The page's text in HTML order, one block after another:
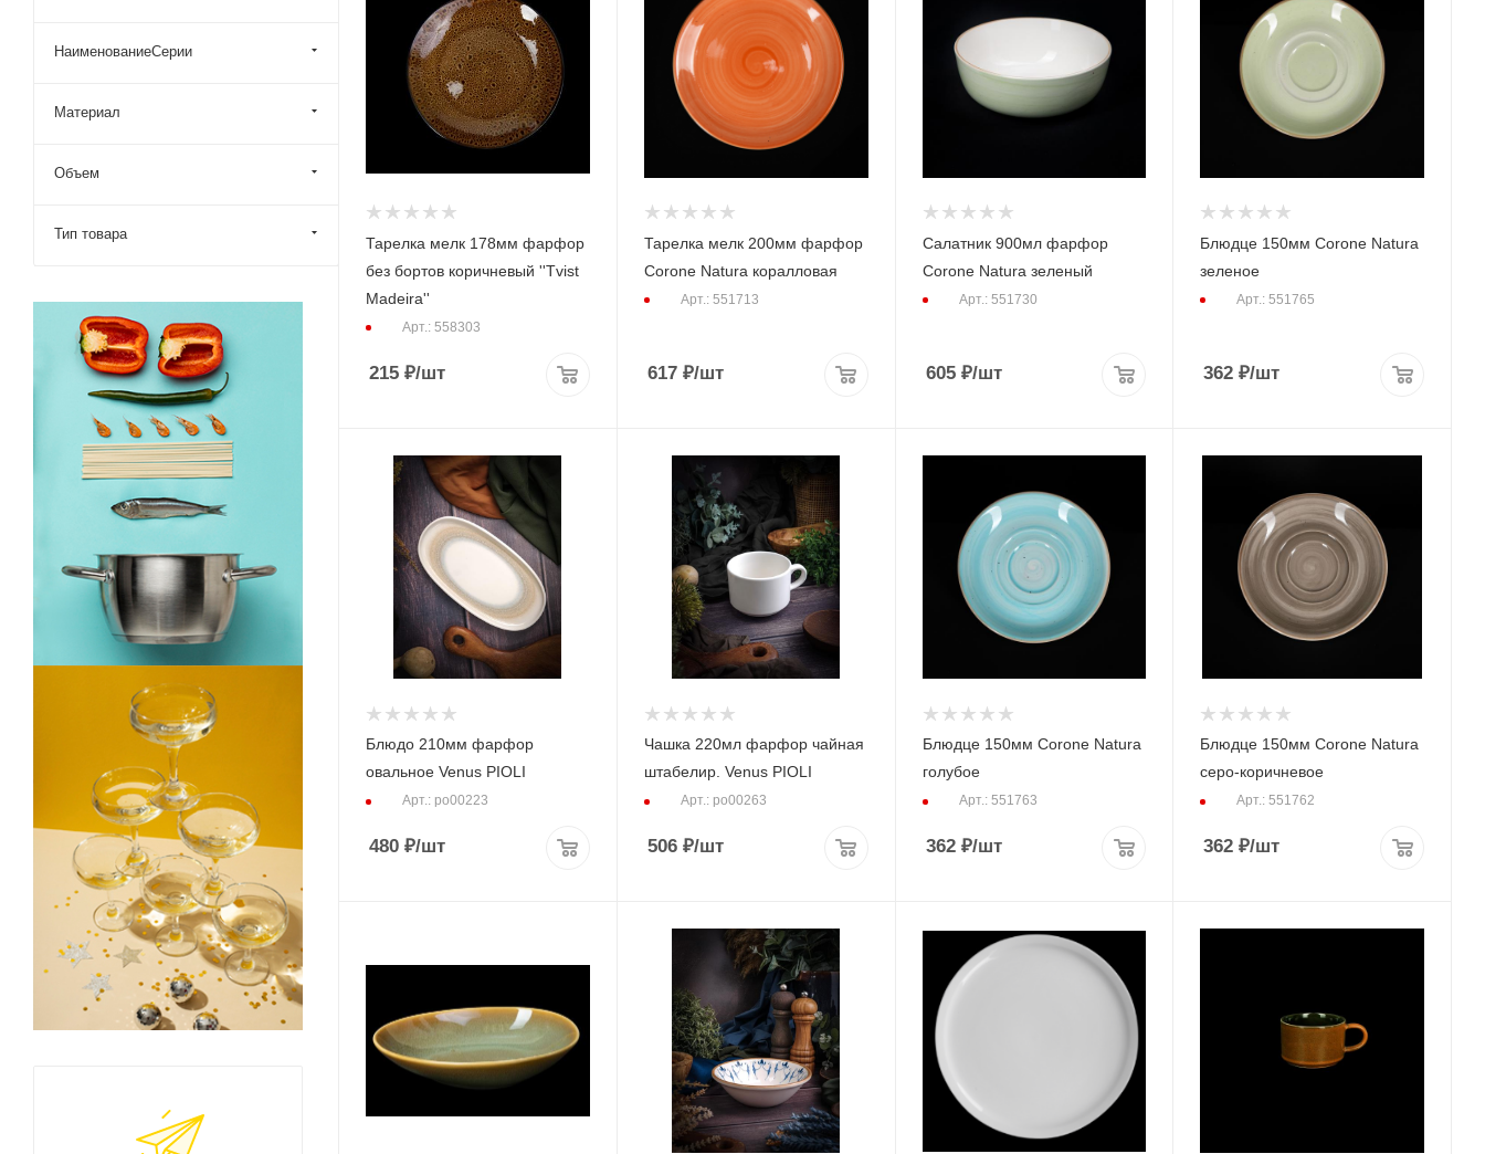
Тарелка мелк 178мм фарфор
без бортов коричневый ''Tvist
Madeira''
Арт.: 558303
215 ₽/шт
Тарелка мелк 200мм фарфор
Corone Natura коралловая
Арт.: 551713
617₽/шт
Салатник 900мл фарфор
Corone Natura зеленый
Арт.: 551730
605₽/шт
Блюдце 150мм Corone Natura
зеленое
Арт.: 551765
362 ₽/шт
Блюдо 210мм фарфор
овальное Venus PIOLI
Арт.: po00223
480 ₽/шт
Чашка 220мл фарфор чайная
штабелир. Venus PIOLI
Арт.: po00263
506₽/шт
Блюдце 150мм Corone Natura
голубое
Арт.: 551763
362₽/шт
Блюдце 150мм Corone Natura
серо-коричневое
Арт.: 551762
362 ₽/шт
НаименованиеСерии
Материал
Объем
Тип товара